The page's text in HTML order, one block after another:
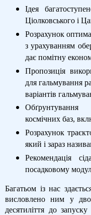
Ідея
Ціолковського і
Розрахунок
з урахуванням
дає помітну
Пропозиція
для гальмування
варіантів
космічних баз,
Розрахунок
який і зараз
Рекомендація
посадковому
Багатьом із нас
висловлено ним у
десятиліття до